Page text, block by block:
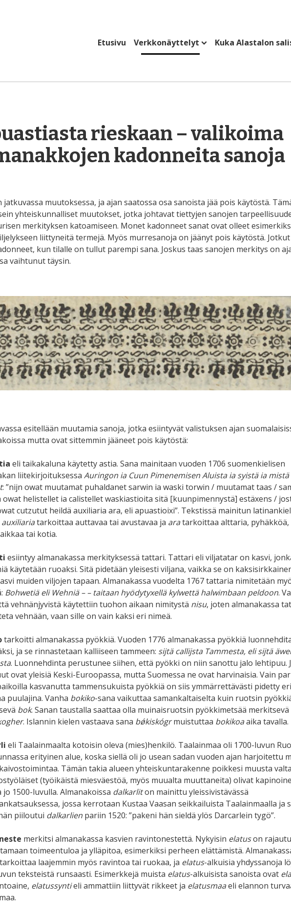
Etusivu Verkkonäyttelyt Kuka Alastalon
rieskaan – valikoima
kadonneita sanoja
jatkuvassa muutoksessa, ja ajan saatossa osa sanoista jää pois käytöstä.
yhteiskunnalliset muutokset, jotka johtavat tiettyjen sanojen
merkityksen katoamiseen. Monet kadonneet sanat ovat olleet
liittyneitä termejä. Myös murresanoja on jäänyt pois käytöstä.
kun tilalle on tullut parempi sana. Joskus taas sanojen merkitys on
vaihtunut täysin.
esitellään muutamia sanoja, jotka esiintyvät valistuksen ajan
mutta ovat sittemmin jääneet pois käytöstä:
eli taikakaluna käytetty astia. Sana mainitaan vuoden 1706 suomenkielisen
liitekirjoituksessa Auringon ia Cuun Pimenemisen Aluista ia syistä ia mistä
: ”nijn owat muutamat puhaldanet sarwin ia waski torwin / muutamat taas /
owat helistellet ia calistellet waskiastioita sitä [kuunpimennystä] estäxens /
cutzutut heildä auxiliaria ara, eli apuastioixi”. Tekstissä mainitun
auxiliariatarkoittaa auttavaa tai avustavaa ja aratarkoittaa alttaria, pyhäkköä,
tai kotia.
esiintyy almanakassa merkityksessä tattari. Tattari eli viljatatar on kasvi,
käytetään ruoaksi. Sitä pidetään yleisesti viljana, vaikka se on
muiden viljojen tapaan. Almanakassa vuodelta 1767 tattaria nimitetään
Bohwetiä eli Wehniä – – taitaan hyödytyxellä kylwettä halwimbaan peldoon.
vehnänjyvistä käytettiin tuohon aikaan nimitystä nisu, joten almanakassa
vehnään, vaan sille on vain kaksi eri nimeä.
tarkoitti almanakassa pyökkiä. Vuoden 1776 almanakassa pyökkiä
ja se rinnastetaan kalliiseen tammeen: sijtä callijsta Tammesta, eli sijtä
. Luonnehdinta perustunee siihen, että pyökki on niin sanottu jalo lehtipuu.
ovat yleisiä Keski-Euroopassa, mutta Suomessa ne ovat harvinaisia. Vain
kasvanutta tammensukuista pyökkiä on siis ymmärrettävästi pidetty
puulajina. Vanha bokiko-sana vaikuttaa samankaltaiselta kuin ruotsin
bok. Sanan taustalla saattaa olla muinaisruotsin pyökkimetsää merkitsevä
. Islannin kielen vastaava sana bǿkiskógrmuistuttaa bokikoaaika tavalla.
eli Taalainmaalta kotoisin oleva (mies)henkilö. Taalainmaa oli 1700-luvun
erityinen alue, koska siellä oli jo usean sadan vuoden ajan harjoitettu
Tämän takia alueen yhteiskuntarakenne poikkesi muusta
(työikäistä miesväestöä, myös muualta muuttaneita) olivat
jo 1500-luvulla. Almanakoissa dalkarliton mainittu yleissivistävässä
jossa kerrotaan Kustaa Vaasan seikkailuista Taalainmaalla ja
piiloutui dalkarlienpariin 1520: ”pakeni hän sieldä ylös Darcarlein tygö”.
merkitsi almanakassa kasvien ravintonestettä. Nykyisin elatuson
toimeentuloa ja ylläpitoa, esimerkiksi perheen elättämistä.
laajemmin myös ravintoa tai ruokaa, ja elatus-alkuisia yhdyssanoja
teksteistä runsaasti. Esimerkkejä muista elatus-alkuisista sanoista ovat
elatussyntieli ammattiin liittyvät rikkeet ja elatusmaaeli elannon